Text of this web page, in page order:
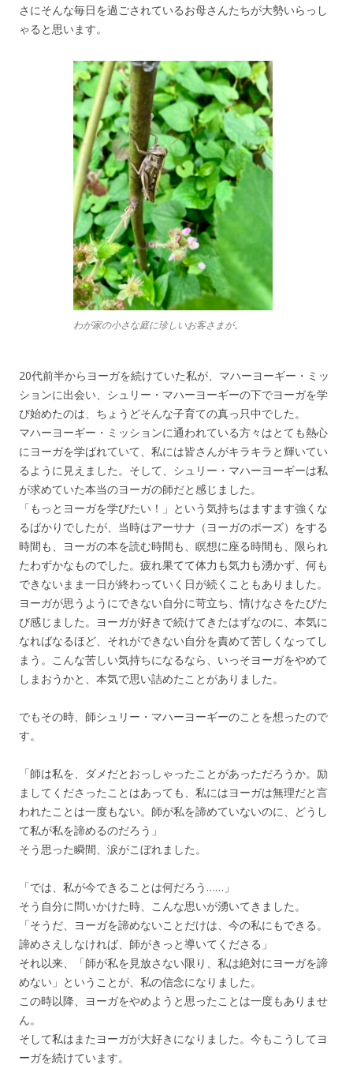
さにそんな毎日を過ごされているお母さんたちが大勢いらっし
ゃると思います。
わが家の小さな庭に珍しいお客さまが。
20代前半からヨーガを続けていた私が、マハーヨーギー・ミッ
ションに出会い、シュリー・マハーヨーギーの下でヨーガを学
び始めたのは、ちょうどそんな子育ての真っ只中でした。
マハーヨーギー・ミッションに通われている方々はとても熱心
にヨーガを学ばれていて、私には皆さんがキラキラと輝いてい
るように見えました。そして、シュリー・マハーヨーギーは私
が求めていた本当のヨーガの師だと感じました。
「もっとヨーガを学びたい！」という気持ちはますます強くな
るばかりでしたが、当時はアーサナ（ヨーガのポーズ）をする
時間も、ヨーガの本を読む時間も、瞑想に座る時間も、限られ
たわずかなものでした。疲れ果てて体力も気力も湧かず、何も
できないまま一日が終わっていく日が続くこともありました。
ヨーガが思うようにできない自分に苛立ち、情けなさをたびた
び感じました。ヨーガが好きで続けてきたはずなのに、本気に
なればなるほど、それができない自分を責めて苦しくなってし
まう。こんな苦しい気持ちになるなら、いっそヨーガをやめて
しまおうかと、本気で思い詰めたことがありました。
でもその時、師シュリー・マハーヨーギーのことを想ったので
す。
「師は私を、ダメだとおっしゃったことがあっただろうか。励
ましてくださったことはあっても、私にはヨーガは無理だと言
われたことは一度もない。師が私を諦めていないのに、どうし
て私が私を諦めるのだろう」
そう思った瞬間、涙がこぼれました。
「では、私が今できることは何だろう……」
そう自分に問いかけた時、こんな思いが湧いてきました。
「そうだ、ヨーガを諦めないことだけは、今の私にもできる。
諦めさえしなければ、師がきっと導いてくださる」
それ以来、「師が私を見放さない限り、私は絶対にヨーガを諦
めない」ということが、私の信念になりました。
この時以降、ヨーガをやめようと思ったことは一度もありませ
ん。
そして私はまたヨーガが大好きになりました。今もこうしてヨ
ーガを続けています。